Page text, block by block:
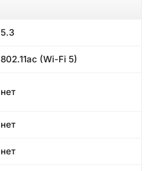
5.3
802.11ac (Wi-Fi 5)
нет
нет
нет